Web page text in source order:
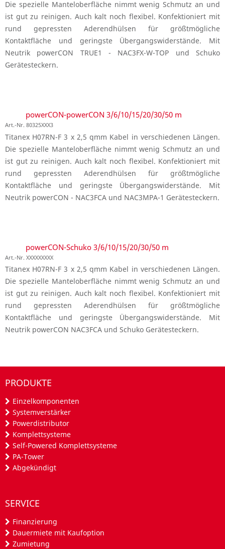
Die spezielle Manteloberfläche nimmt wenig Schmutz an und
ist gut zu reinigen. Auch kalt noch flexibel. Konfektioniert mit
rund gepressten Aderendhülsen für größtmögliche
Kontaktfläche und geringste Übergangswiderstände. Mit
Neutrik powerCON TRUE1 - NAC3FX-W-TOP und Schuko
Gerätesteckern.
powerCON-powerCON 3/6/10/15/20/30/50 m
Art.-Nr. 80325XXX3
Titanex H07RN-F 3 x 2,5 qmm Kabel in verschiedenen Längen.
Die spezielle Manteloberfläche nimmt wenig Schmutz an und
ist gut zu reinigen. Auch kalt noch flexibel. Konfektioniert mit
rund gepressten Aderendhülsen für größtmögliche
Kontaktfläche und geringste Übergangswiderstände. Mit
Neutrik powerCON - NAC3FCA und NAC3MPA-1 Gerätesteckern.
powerCON-Schuko 3/6/10/15/20/30/50 m
Art.-Nr. XXXXXXXXX
Titanex H07RN-F 3 x 2,5 qmm Kabel in verschiedenen Längen.
Die spezielle Manteloberfläche nimmt wenig Schmutz an und
ist gut zu reinigen. Auch kalt noch flexibel. Konfektioniert mit
rund gepressten Aderendhülsen für größtmögliche
Kontaktfläche und geringste Übergangswiderstände. Mit
Neutrik powerCON NAC3FCA und Schuko Gerätesteckern.
PRODUKTE
Einzelkomponenten
Systemverstärker
Powerdistributor
Komplettsysteme
Self-Powered Komplettsysteme
PA-Tower
Abgekündigt
SERVICE
Finanzierung
Dauermiete mit Kaufoption
Zumietung